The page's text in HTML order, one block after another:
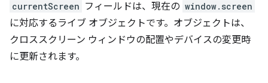
currentScreen フィールドは、現在の window.screen
に対応するライブ オブジェクトです。オブジェクトは、
クロススクリーン ウィンドウの配置やデバイスの変更時
に更新されます。